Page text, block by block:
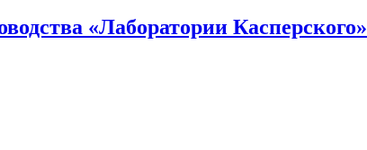
«Лаборатории Касперского»